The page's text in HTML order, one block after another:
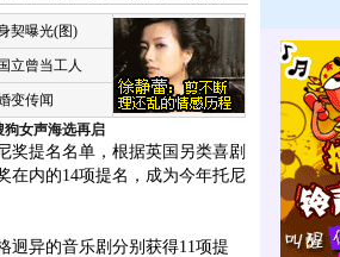
契曝光(图)
立曾当工人
变传闻
狗女声海选再启
提名名单，根据英国另类喜剧
在内的14项提名，成为今年托尼
异的音乐剧分别获得11项提